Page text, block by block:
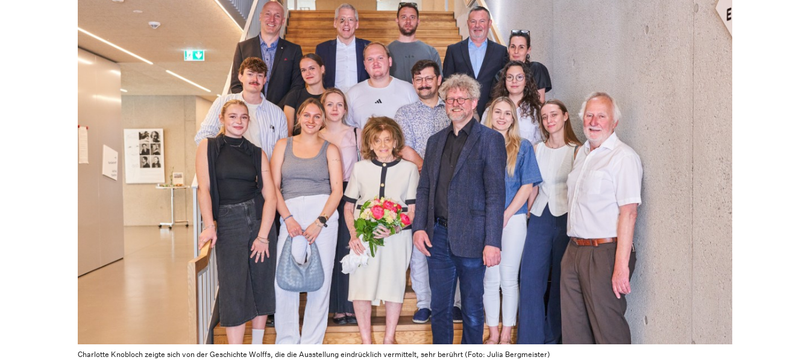
Charlotte Knobloch zeigte sich von der Geschichte Wolffs, die die Ausstellung eindrücklich vermittelt, sehr berührt (Foto: Julia Bergmeister)